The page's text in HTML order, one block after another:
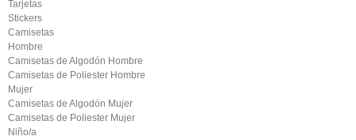
Tarjetas
Stickers
Camisetas
Hombre
Camisetas de Algodón Hombre
Camisetas de Poliester Hombre
Mujer
Camisetas de Algodón Mujer
Camisetas de Poliester Mujer
Niño/a